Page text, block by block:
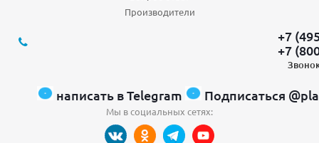
Производители
+7
+7
написать в Telegram Подписаться
Мы в социальных сетях: